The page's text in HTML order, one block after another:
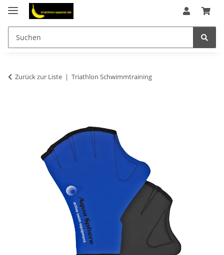
Zurück zur Liste Triathlon Schwimmtraining